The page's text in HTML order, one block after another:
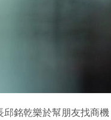
銘乾樂於幫朋友找商